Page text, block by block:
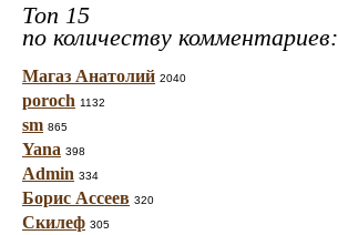
Топ 15
по количеству комментариев:
Магаз Анатолий 2040
poroch 1132
sm 865
Yana 398
Admin 334
Борис Ассеев 320
Скилеф 305